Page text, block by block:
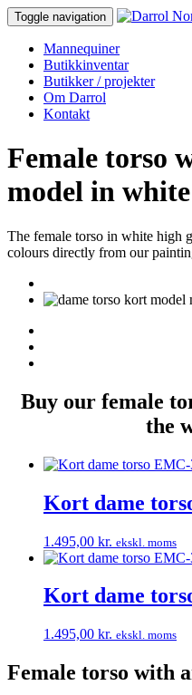
Toggle navigation
Mannequiner
Butikkinventar
Butikker / projekter
Om Darrol
Kontakt
Female torso
model in
The female torso in white high
colours directly from our
Buy our female
the
Kort dame
1.495,00 kr. ekskl. moms
Kort dame
1.495,00 kr. ekskl. moms
Female torso with